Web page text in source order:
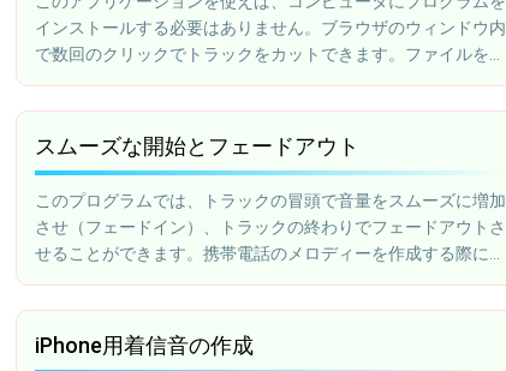
インストールする必要はありません。ブラウザのウィンドウ内
で数回のクリックでトラックをカットできます。ファイルをア
してください。
スムーズな開始とフェードアウト
このプログラムでは、トラックの冒頭で音量をスムーズに増加
させ（フェードイン）、トラックの終わりでフェードアウトさ
せることができます。携帯電話のメロディーを作成する際に便
iPhone用着信音の作成